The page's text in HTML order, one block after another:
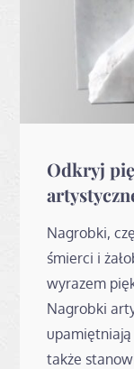
Odkryj
Nagrobki,
śmierci i
wyrazem
Nagrobki
upamiętniają
także